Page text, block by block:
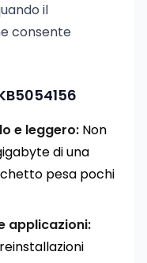
il
consente
e leggero: Non
di una
pesa pochi
applicazioni: